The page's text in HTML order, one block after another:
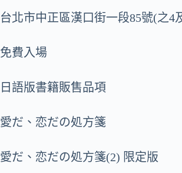
台北市中正區漢口街一段85號(之4
免費入場
日語版書籍販售品項
愛だ、恋だの処方箋
愛だ、恋だの処方箋(2) 限定版